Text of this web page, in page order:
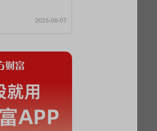
2026-08-07